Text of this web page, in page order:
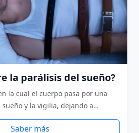
la parálisis del sueño?
la cual el cuerpo pasa por una
y la vigilia, dejando a…
Saber más